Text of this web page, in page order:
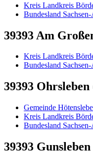
Kreis Landkreis
Bundesland
39393 Am
Kreis Landkreis
Bundesland
39393
Gemeinde
Kreis Landkreis
Bundesland
39393